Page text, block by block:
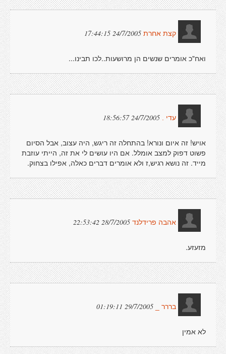
קצת אחרת 24/7/2005 17:44:15
ואח"כ אומרים שנשים הן מרושעות..לכו תבינו...
עדי . 24/7/2005 18:56:57
אויש! זה איום ונורא! בהתחלה זה ריגש, היה עצוב, אבל הסיום
פשוט דפוק למצב אומלל. אם היו עושים לי את זה, הייתי עוזבת
מייד. זה נושא רגיש,ז ולא אומרים דברים כאלה, אפילו בצחוק.
אהבה פרידלנד 28/7/2005 22:53:42
מזעזע.
בררר _ 29/7/2005 01:19:11
לא אמין